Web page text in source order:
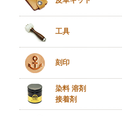
工具
刻印
染料 溶剤
接着剤